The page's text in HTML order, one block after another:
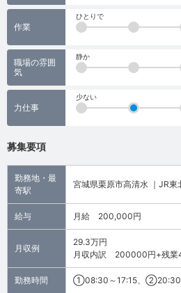
作業
ひとりで
職場の雰囲
気
静か
力仕事
少ない
募集要項
勤務地・最
寄駅
宮城県栗原市高清水 ｜JR
給与 月給 200,000円
月収例
29.3万円
月収内訳 200000円+残業
勤務時間 ①08:30～17:15、②20:30